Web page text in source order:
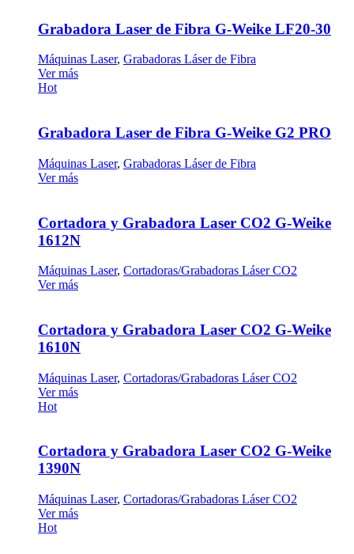
Grabadora Laser de Fibra G-Weike LF20-30
Máquinas Laser, Grabadoras Láser de Fibra
Ver más
Hot
Grabadora Laser de Fibra G-Weike G2 PRO
Máquinas Laser, Grabadoras Láser de Fibra
Ver más
Cortadora y Grabadora Laser CO2 G-Weike
1612N
Máquinas Laser, Cortadoras/Grabadoras Láser CO2
Ver más
Cortadora y Grabadora Laser CO2 G-Weike
1610N
Máquinas Laser, Cortadoras/Grabadoras Láser CO2
Ver más
Hot
Cortadora y Grabadora Laser CO2 G-Weike
1390N
Máquinas Laser, Cortadoras/Grabadoras Láser CO2
Ver más
Hot